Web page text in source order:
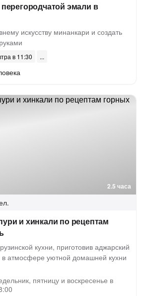
эмали в
искусству минанкари и создать
в 11:30
2.5 часа
и хинкали по рецептам
кухни, приготовив аджарский
в атмосфере уютной домашней кухни
пятницу и воскресенье в